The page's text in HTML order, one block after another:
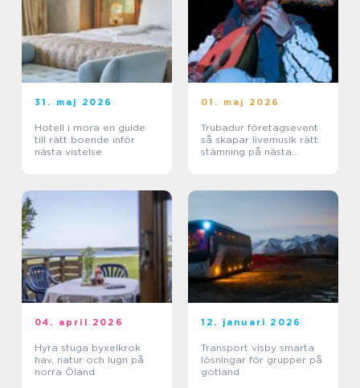
31. maj 2026
Hotell i mora en guide
till rätt boende inför
nästa vistelse
01. maj 2026
Trubadur företagsevent
så skapar livemusik rätt
stämning på nästa
04. april 2026
Hyra stuga byxelkrok
hav, natur och lugn på
norra Öland
12. januari 2026
Transport visby smarta
lösningar för grupper på
gotland